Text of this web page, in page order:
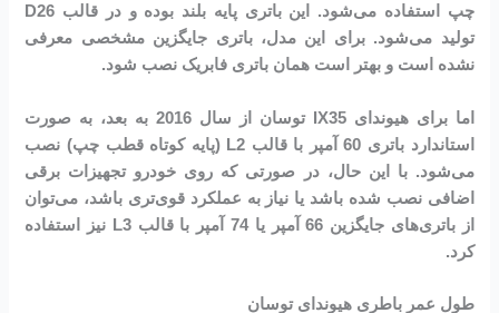
چپ استفاده می‌شود. این باتری پایه بلند بوده و در قالب D26
تولید می‌شود. برای این مدل، باتری جایگزین مشخصی معرفی
نشده است و بهتر است همان باتری فابریک نصب شود.
اما برای هیوندای IX35 توسان از سال 2016 به بعد، به صورت
استاندارد باتری 60 آمپر با قالب L2 (پایه کوتاه قطب چپ) نصب
می‌شود. با این حال، در صورتی که روی خودرو تجهیزات برقی
اضافی نصب شده باشد یا نیاز به عملکرد قوی‌تری باشد، می‌توان
از باتری‌های جایگزین 66 آمپر یا 74 آمپر با قالب L3 نیز استفاده
کرد.
طول عمر باطری هیوندای توسان